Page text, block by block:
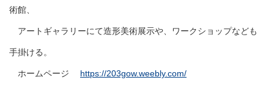
術館、
アートギャラリーにて造形美術展示や、ワークショップなども
手掛ける。
ホームページ https://203gow.weebly.com/